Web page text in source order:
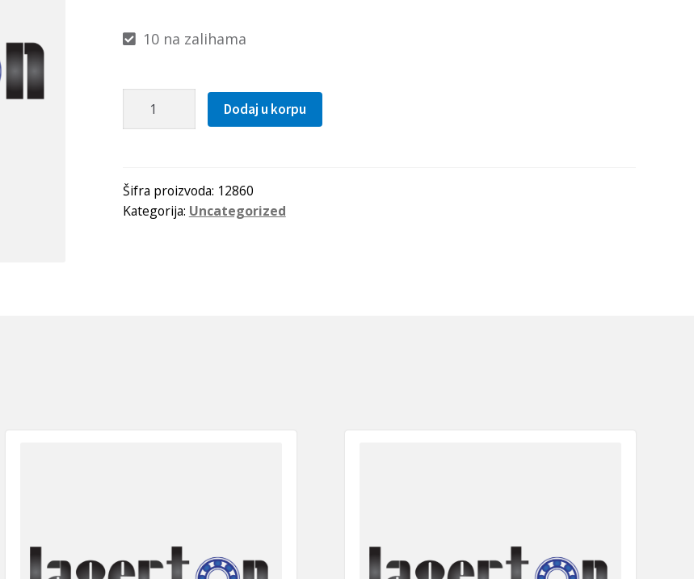
10 na zalihama
Gufero
količina
Dodaj u korpu
Šifra proizvoda: 12860
Kategorija: Uncategorized